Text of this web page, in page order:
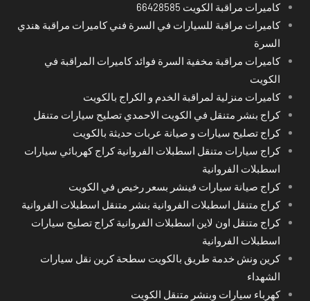
كاميرات مراقبة الكويت 66428585
كاميرات مراقبة للسيارات في السرة فني كاميرات مراقبة هندي
السرة
كاميرات مراقبة مخفية السرة فوائد كاميرات المراقبة في
الكويت
كاميرات منزلية لمراقبة الخدم و الكراج بالكويت
كراج بنشر متنقل في الكويت الاحمدي تصليح سيارات متنقل
كراج تصليح سيارات و صيانة عربات حديثة بالكويت
كراج سيارات متنقل اسطبلات الفروانية كراج كهربائي سيارات
اسطبلات الفروانية
كراج صيانة سيارات فينشر بسعر رخيص في الكويت
كراج متنقل اسطبلات الفروانية بنشر متنقل اسطبلات الفروانية
كراج متنقل اون لاين اسطبلات الفروانية كراج تصليح سيارات
اسطبلات الفروانية
كرين ونش خدمة طريق بالكويت سطحة كرين نقل سيارات
الشهداء
كهرباء سيارات وبنشر متنقل الكويت